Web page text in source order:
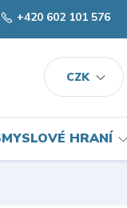
CZK
+420 602 101 576
HRANÍ